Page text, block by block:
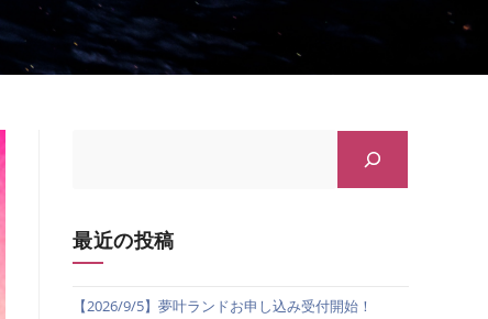
最近の投稿
【2026/9/5】夢叶ランドお申し込み受付開始！